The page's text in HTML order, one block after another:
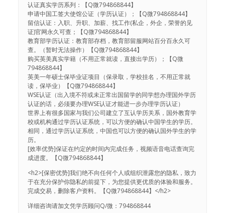
认证真实学历系列：【Q微794868844】
申请中国工签大使馆公证（学历认证）；【Q微794868844】
留信认证：入职、升职、加薪、找工作(私企，外企，荣誉的见
证)官网永久可查；【Q微794868844】
教育部学历认证：教育部存档，教育部留服网站百分百永久可
查。（暂时无法操作）【Q微794868844】
购买英美真实学籍（不用正常就读，直接出学历）；【Q微
794868844】
英美一年硕士保毕业证项目（保录取，学校挂名，不用正常就
读，保毕业）【Q微794868844】
WSE认证（出入境不符或未正常出国留学的同学想办理国外学历
认证的话，必须要办理WSE认证才能进一步办理学历认证）
世界上有很多国家与我们公司建立了互认学历关系，国外教育学
校或机构通过学历认证系统，可以方便的确认中国学生的学历。
相同，通过学历认证系统，中国也可以方便的确认国外学生的学
历。
[效率优势]保证在约定的时间内完成任务，视频语音电话查询完
成进度。【Q微794868844】
<h2>[保密优势]我们绝不向任何个人或组织泄露您的隐私，致力
于在充分保护你隐私的前提下，为您提供更优质的体验和服务。
完成交易，删除客户资料。【Q微794868844】</h2>
详细咨询请加文凭学历顾问Q/微：794868844